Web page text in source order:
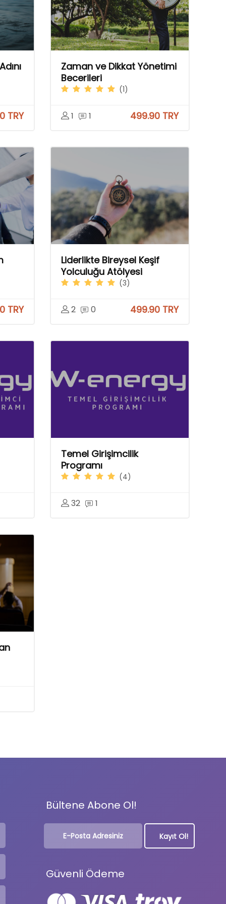
TRY
Zaman ve Dikkat Yönetimi
Becerileri
(1)
1 1 499.90 TRY
TRY
Liderlikte Bireysel Keşif
Yolculuğu Atölyesi
(3)
2 0 499.90 TRY
Temel Girişimcilik
Programı
(4)
32 1
Bültene Abone Ol!
Güvenli Ödeme